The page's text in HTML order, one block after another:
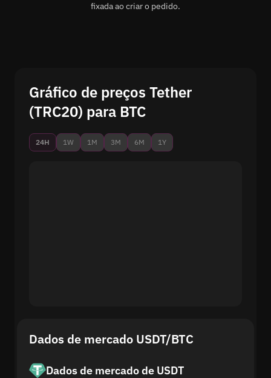
fixada ao criar o pedido.
Gráfico de preços Tether
(TRC20) para BTC
24H 1W 1M 3M 6M 1Y
Dados de mercado USDT/BTC
Dados de mercado de USDT